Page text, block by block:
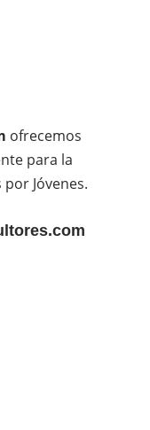
ofrecemos
para la
Jóvenes.